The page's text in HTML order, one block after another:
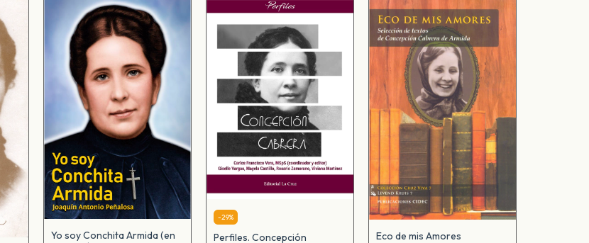
Yo soy Conchita Armida (en
-29%
Perfiles. Concepción
Eco de mis Amores